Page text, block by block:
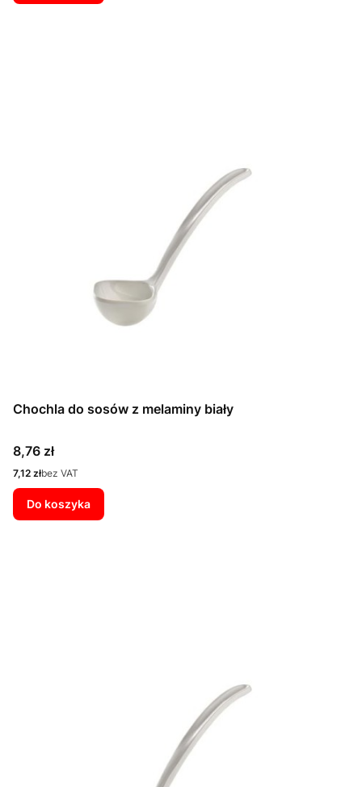
Chochla do sosów z melaminy biały
Cena
8,76 zł
Cena
7,12 złbez VAT
Do koszyka